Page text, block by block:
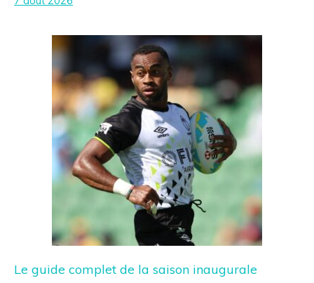
Le guide complet de la saison inaugurale